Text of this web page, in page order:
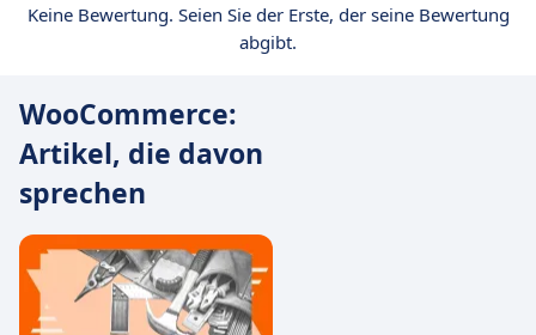
Keine Bewertung. Seien Sie der Erste, der seine Bewertung
abgibt.
WooCommerce:
Artikel, die davon
sprechen